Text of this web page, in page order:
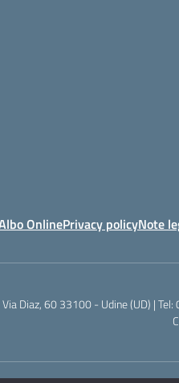
OnlinePrivacy policyNote
Via Diaz, 60 33100 - Udine (UD) |